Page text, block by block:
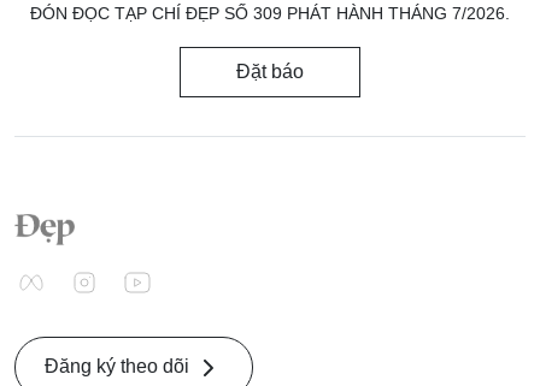
ĐÓN ĐỌC TẠP CHÍ ĐẸP SỐ 309 PHÁT HÀNH THÁNG 7/2026.
Đặt báo
Đăng ký theo dõi